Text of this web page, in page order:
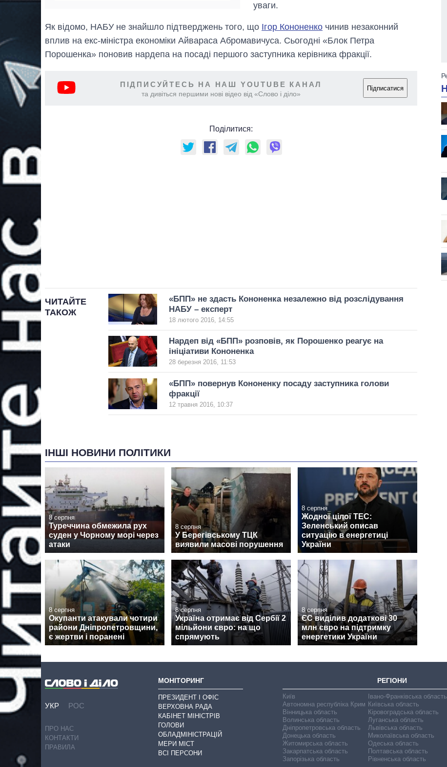
уваги.
Як відомо, НАБУ не знайшло підтверджень того, що Ігор Кононенко чинив незаконний
вплив на екс-міністра економіки Айвараса Абромавичуса. Сьогодні «Блок Петра
Порошенка» поновив нардепа на посаді першого заступника керівника фракції.
ПІДПИСУЙТЕСЬ НА НАШ YOUTUBE КАНАЛ
та дивіться першими нові відео від «Слово і діло»
Підписатися
Поділитися:
ЧИТАЙТЕ
ТАКОЖ
«БПП» не здасть Кононенка незалежно від розслідування
НАБУ – експерт
18 лютого 2016, 14:55
Нардеп від «БПП» розповів, як Порошенко реагує на
ініціативи Кононенка
28 березня 2016, 11:53
«БПП» повернув Кононенку посаду заступника голови
фракції
12 травня 2016, 10:37
ІНШІ НОВИНИ ПОЛІТИКИ
8 серпня
Туреччина обмежила рух
суден у Чорному морі через
атаки
8 серпня
У Берегівському ТЦК
виявили масові порушення
8 серпня
Жодної цілої ТЕС:
Зеленський описав
ситуацію в енергетиці
України
8 серпня
Окупанти атакували чотири
райони Дніпропетровщини,
є жертви і поранені
8 серпня
Україна отримає від Сербії 2
мільйони євро: на що
спрямують
8 серпня
ЄС виділив додаткові 30
млн євро на підтримку
енергетики України
за літо: Київ та
область стали
головною ціллю
рф
УКР РОС
ПРО НАС
КОНТАКТИ
ПРАВИЛА
МОНІТОРИНГ
ПРЕЗИДЕНТ І ОФІС
ВЕРХОВНА РАДА
КАБІНЕТ МІНІСТРІВ
ГОЛОВИ
ОБЛАДМІНІСТРАЦІЙ
МЕРИ МІСТ
ВСІ ПЕРСОНИ
РЕГІОНИ
Київ
Автономна республіка Крим
Вінницька область
Волинська область
Дніпропетровська область
Донецька область
Житомирська область
Закарпатська область
Запорізька область
Івано-Франківська область
Київська область
Кіровоградська область
Луганська область
Львівська область
Миколаївська область
Одеська область
Полтавська область
Рівненська область